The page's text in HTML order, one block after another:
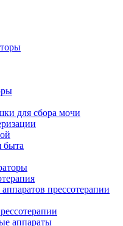
для сбора мочи
быта
прессотерапии
аппараты